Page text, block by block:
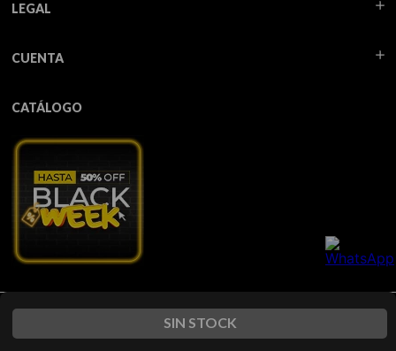
SIN STOCK
LEGAL
CUENTA
CATÁLOGO